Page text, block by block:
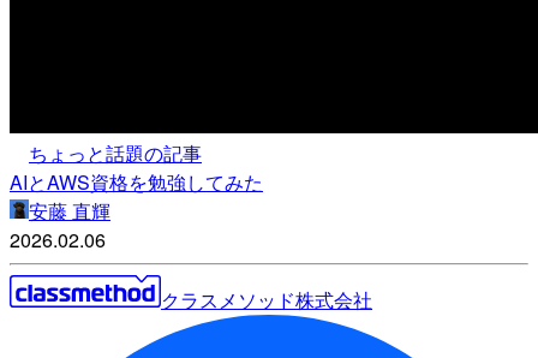
ちょっと話題の記事
AIとAWS資格を勉強してみた
安藤 直輝
2026.02.06
クラスメソッド株式会社